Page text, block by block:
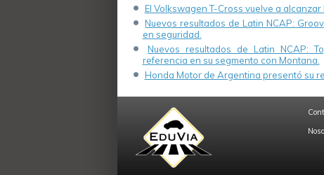
El Volkswagen T-Cross vuelve a
Nuevos resultados de Latin NCAP:
en seguridad.
Nuevos resultados de Latin NCAP:
referencia en su segmento con Montana.
Honda Motor de Argentina presentó su